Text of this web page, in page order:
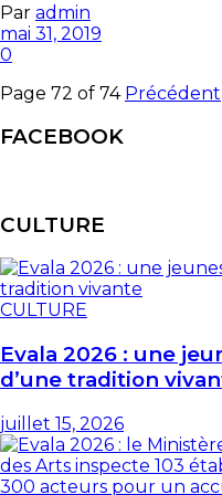
Par admin
mai 31, 2019
0
Page 72 of 74 Précédent
FACEBOOK
CULTURE
CULTURE
Evala 2026 : une
d’une tradition
juillet 15, 2026